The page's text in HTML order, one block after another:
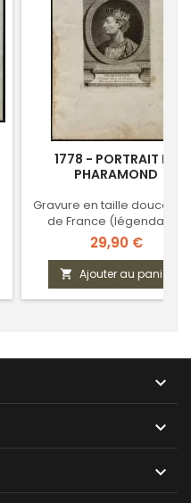
1778 - PORTRAIT DE
PHARAMOND
Gravure en taille douce -
de France (légendaire)
Prix
29,90 €
 Ajouter au panier


